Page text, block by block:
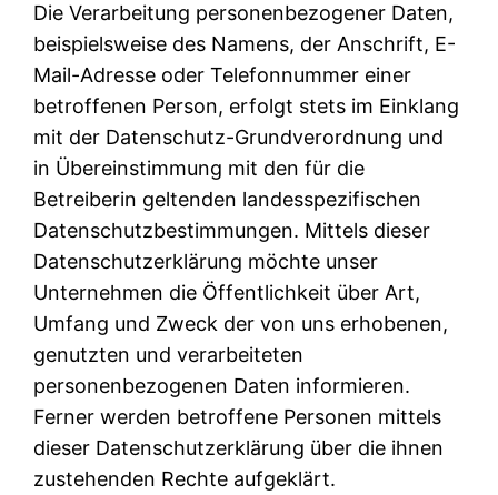
Die Verarbeitung personenbezogener Daten,
beispielsweise des Namens, der Anschrift, E-
Mail-Adresse oder Telefonnummer einer
betroffenen Person, erfolgt stets im Einklang
mit der Datenschutz-Grundverordnung und
in Übereinstimmung mit den für die
Betreiberin geltenden landesspezifischen
Datenschutzbestimmungen. Mittels dieser
Datenschutzerklärung möchte unser
Unternehmen die Öffentlichkeit über Art,
Umfang und Zweck der von uns erhobenen,
genutzten und verarbeiteten
personenbezogenen Daten informieren.
Ferner werden betroffene Personen mittels
dieser Datenschutzerklärung über die ihnen
zustehenden Rechte aufgeklärt.